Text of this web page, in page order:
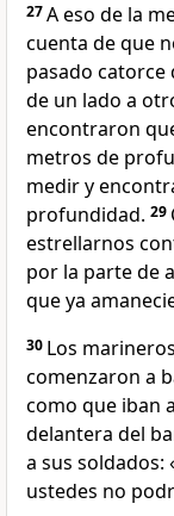
27A eso de la
cuenta de que
pasado catorce
de un lado a
encontraron
metros de
medir y
profundidad. 29
estrellarnos
por la parte de
que ya
30 Los
comenzaron a
como que iban
delantera del
a sus soldados:
ustedes no